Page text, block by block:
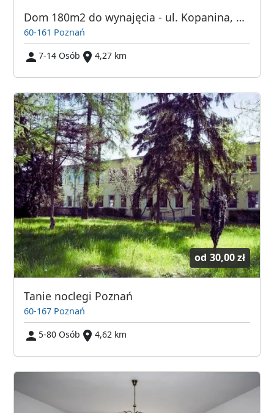
Dom 180m2 do wynajęcia - ul. Kopanina, Górczyn, 7 pokoi
60-161 Poznań
7-14 Osób
4,27 km
od 30,00 zł
Tanie noclegi Poznań
60-167 Poznań
5-80 Osób
4,62 km